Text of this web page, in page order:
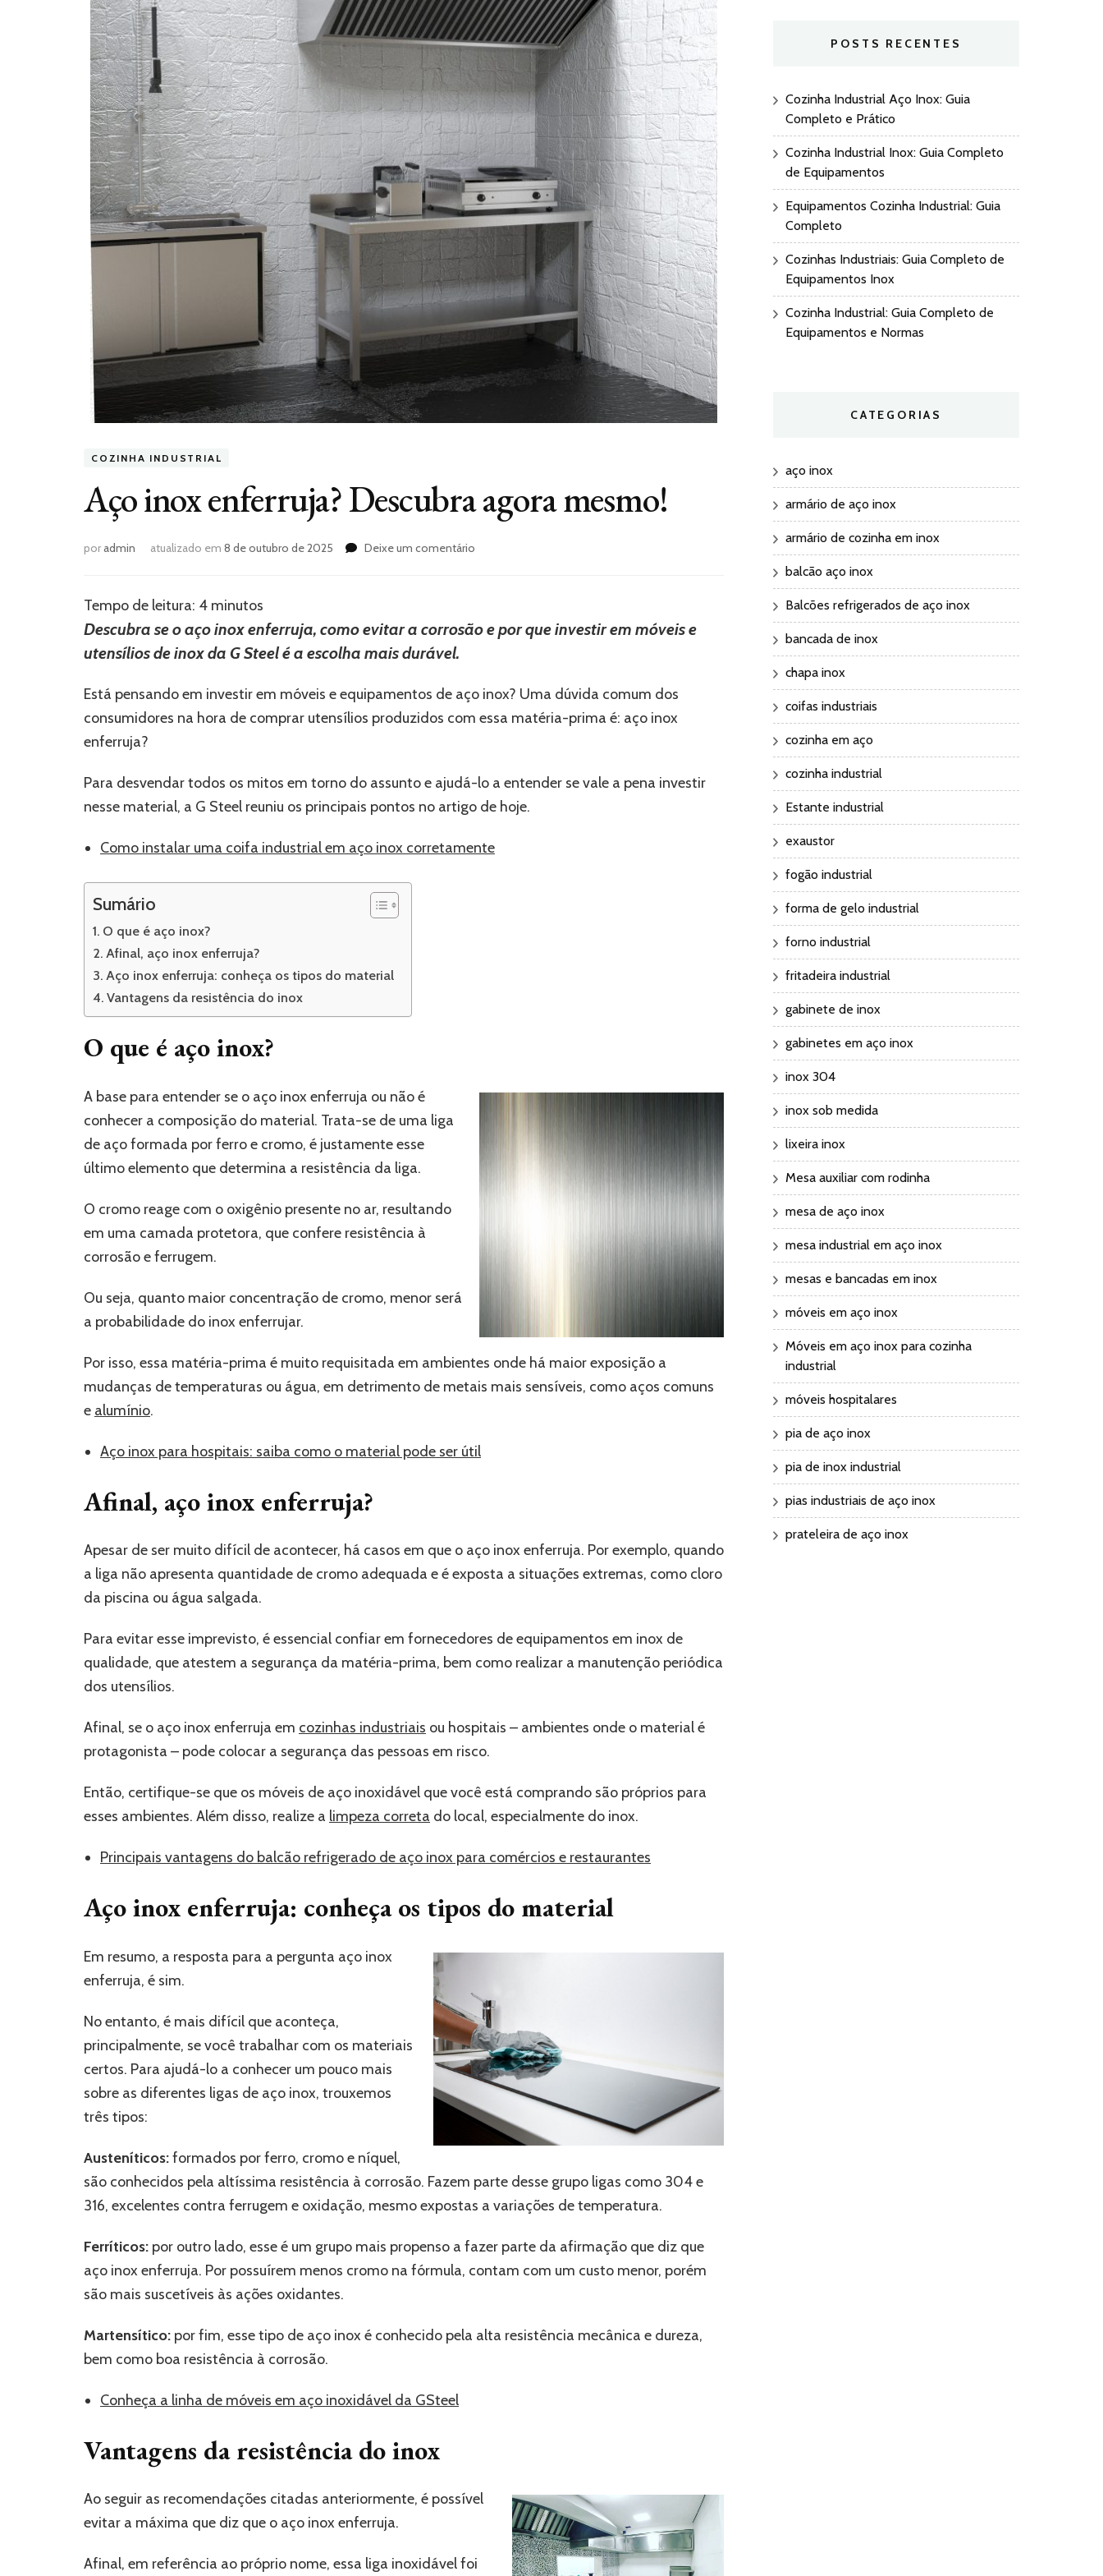
COZINHA INDUSTRIAL
Aço inox enferruja? Descubra agora mesmo!
poradmin atualizado em 8 de outubro de 2025 Deixe um comentário
agora
Tempo de leitura: 4 minutos
Descubra se o aço inox enferruja, como evitar a corrosão e por que investir em móveis e
utensílios de inox da G Steel é a escolha mais durável.
Está pensando em investir em móveis e equipamentos de aço inox? Uma dúvida comum dos
consumidores na hora de comprar utensílios produzidos com essa matéria-prima é: aço inox
enferruja?
Para desvendar todos os mitos em torno do assunto e ajudá-lo a entender se vale a pena investir
nesse material, a G Steel reuniu os principais pontos no artigo de hoje.
Como instalar uma coifa industrial em aço inox corretamente
Sumário
O que é aço inox?
Afinal, aço inox enferruja?
Aço inox enferruja: conheça os tipos do material
Vantagens da resistência do inox
O que é aço inox?
A base para entender se o aço inox enferruja ou não é
conhecer a composição do material. Trata-se de uma liga
de aço formada por ferro e cromo, é justamente esse
último elemento que determina a resistência da liga.
O cromo reage com o oxigênio presente no ar, resultando
em uma camada protetora, que confere resistência à
corrosão e ferrugem.
Ou seja, quanto maior concentração de cromo, menor será
a probabilidade do inox enferrujar.
Por isso, essa matéria-prima é muito requisitada em ambientes onde há maior exposição a
mudanças de temperaturas ou água, em detrimento de metais mais sensíveis, como aços comuns
e alumínio.
Aço inox para hospitais: saiba como o material pode ser útil
Afinal, aço inox enferruja?
Apesar de ser muito difícil de acontecer, há casos em que o aço inox enferruja. Por exemplo, quando
a liga não apresenta quantidade de cromo adequada e é exposta a situações extremas, como cloro
da piscina ou água salgada.
Para evitar esse imprevisto, é essencial confiar em fornecedores de equipamentos em inox de
qualidade, que atestem a segurança da matéria-prima, bem como realizar a manutenção periódica
dos utensílios.
Afinal, se o aço inox enferruja em cozinhas industriais ou hospitais – ambientes onde o material é
protagonista – pode colocar a segurança das pessoas em risco.
Então, certifique-se que os móveis de aço inoxidável que você está comprando são próprios para
esses ambientes. Além disso, realize a limpeza correta do local, especialmente do inox.
Principais vantagens do balcão refrigerado de aço inox para comércios e restaurantes
Aço inox enferruja: conheça os tipos do material
Em resumo, a resposta para a pergunta aço inox
enferruja, é sim.
No entanto, é mais difícil que aconteça,
principalmente, se você trabalhar com os materiais
certos. Para ajudá-lo a conhecer um pouco mais
sobre as diferentes ligas de aço inox, trouxemos
três tipos:
Austeníticos:formados por ferro, cromo e níquel,
são conhecidos pela altíssima resistência à corrosão. Fazem parte desse grupo ligas como 304 e
316, excelentes contra ferrugem e oxidação, mesmo expostas a variações de temperatura.
Ferríticos: por outro lado, esse é um grupo mais propenso a fazer parte da afirmação que diz que
aço inox enferruja. Por possuírem menos cromo na fórmula, contam com um custo menor, porém
são mais suscetíveis às ações oxidantes.
Martensítico: por fim, esse tipo de aço inox é conhecido pela alta resistência mecânica e dureza,
bem como boa resistência à corrosão.
Conheça a linha de móveis em aço inoxidável da GSteel
Vantagens da resistência do inox
Ao seguir as recomendações citadas anteriormente, é possível
evitar a máxima que diz que o aço inox enferruja.
Afinal, em referência ao próprio nome, essa liga inoxidável foi
POSTS RECENTES
Cozinha Industrial Aço Inox: Guia
Completo e Prático
Cozinha Industrial Inox: Guia Completo
de Equipamentos
Equipamentos Cozinha Industrial: Guia
Completo
Cozinhas Industriais: Guia Completo de
Equipamentos Inox
Cozinha Industrial: Guia Completo de
Equipamentos e Normas
CATEGORIAS
aço inox
armário de aço inox
armário de cozinha em inox
balcão aço inox
Balcões refrigerados de aço inox
bancada de inox
chapa inox
coifas industriais
cozinha em aço
cozinha industrial
Estante industrial
exaustor
fogão industrial
forma de gelo industrial
forno industrial
fritadeira industrial
gabinete de inox
gabinetes em aço inox
inox 304
inox sob medida
lixeira inox
Mesa auxiliar com rodinha
mesa de aço inox
mesa industrial em aço inox
mesas e bancadas em inox
móveis em aço inox
Móveis em aço inox para cozinha
industrial
móveis hospitalares
pia de aço inox
pia de inox industrial
pias industriais de aço inox
prateleira de aço inox